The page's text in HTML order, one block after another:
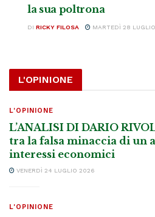
la sua poltrona
DI RICKY FILOSA MARTEDÌ 28
L'OPINIONE
L'OPINIONE
L’ANALISI DI DARIO
tra la falsa minaccia di un
interessi economici
VENERDÌ 24 LUGLIO 2026
L'OPINIONE